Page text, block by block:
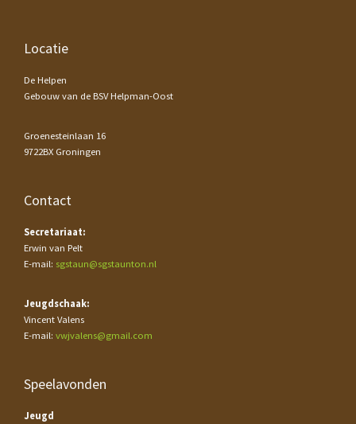
Footer
Locatie
De Helpen
Gebouw van de BSV Helpman-Oost
Groenesteinlaan 16
9722BX Groningen
Contact
Secretariaat:
Erwin van Pelt
E-mail: sgstaun@sgstaunton.nl
Jeugdschaak:
Vincent Valens
E-mail: vwjvalens@gmail.com
Speelavonden
Jeugd